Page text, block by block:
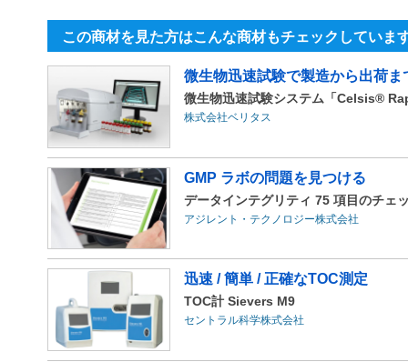
この商材を見た方はこんな商材もチェックしていま
微生物迅速試験で製造から出荷ま
微生物迅速試験システム「Celsis®
株式会社ベリタス
GMP ラボの問題を見つける
データインテグリティ 75 項目のチェ
アジレント・テクノロジー株式会社
迅速 / 簡単 / 正確なTOC測定
TOC計 Sievers M9
セントラル科学株式会社